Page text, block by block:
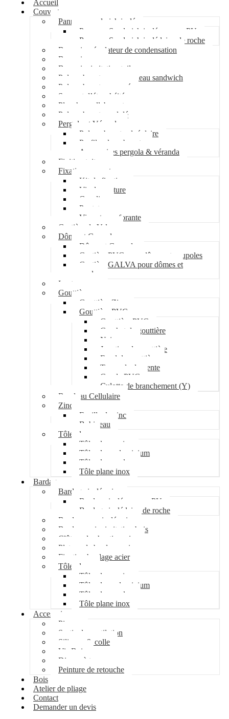
Accueil
Couverture
Panneau sandwich isolé
Panneau Sandwich isolé mousse PU
Panneau Sandwich isolé laine de roche
Bac acier régulateur de condensation
Bac acier sec
Bac acier imitation tuile
Polycarbonate pour panneau sandwich
Polycarbonate nervuré
Support d’étanchéité
Plancher collaborant
Polycarbonate ondulé
Pergola et Véranda
Polycarbonate alvéolaire
Profil polycarbonate
Accessoires pergola & véranda
Finition toiture
Fixation couverture
Kit de fixation
Vis de couture
Cavalier
Pontet
Vis auto-perforante
Costière de Velux
Dôme et Coupole
Dôme et Coupole
Costière PVC pour dômes et coupoles
Costière GALVA pour dômes et
coupoles
Lanterneau
Gouttière
Gouttière Zinc
Gouttière PVC
Gouttière PVC
Crochet de gouttière
Naissance
Jonction de gouttière
Fond de gouttière
Tuyau de descente
Coude PVC
Culotte de branchement (Y)
Bandeau Cellulaire
Zinc
Feuille de zinc
Bobineau
Tôle plane
Tôle plane acier
Tôle plane aluminium
Tôle plane galva
Tôle plane inox
Bardage
Bardage isolé acier
Bardage isolé mousse PU
Bardage isolé laine de roche
Bardage non isolé acier
Bardage acier imitation bois
Clôture de chantier acier
Plateau de bardage acier
Fixation bardage acier
Tôle plane
Tôle plane acier
Tôle plane aluminium
Tôle plane galva
Tôle plane inox
Accessoires
Pipeco
Sortie de ventilation
Silicone & colle
Vis Bois
Disque à tronçonner
Peinture de retouche
Bois
Atelier de pliage
Contact
Demander un devis